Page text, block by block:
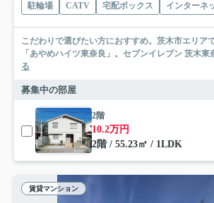
駐輪場 CATV 宅配ボックス インターネ
こだわりで選びたい方におすすめ。茨木市エリア
「あやめハイツ東奈良」。セブンイレブン 茨木東
る
募集中の部屋
2階
10.2万円
2階 / 55.23㎡ / 1LDK
賃貸マンション